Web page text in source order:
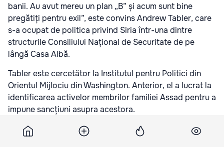
banii. Au avut mereu un plan „B” și acum sunt bine
pregătiți pentru exil”, este convins Andrew Tabler, care
s-a ocupat de politica privind Siria într-una dintre
structurile Consiliului Național de Securitate de pe
lângă Casa Albă.
Tabler este cercetător la Institutul pentru Politici din
Orientul Mijlociu din Washington. Anterior, el a lucrat la
identificarea activelor membrilor familiei Assad pentru a
impune sancțiuni asupra acestora.
Bashar al-Assad și tatăl său, Hafez, cu ajutorul rudelor,